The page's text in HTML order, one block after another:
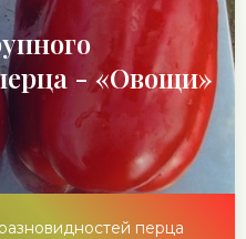
- «Овощи»
перца